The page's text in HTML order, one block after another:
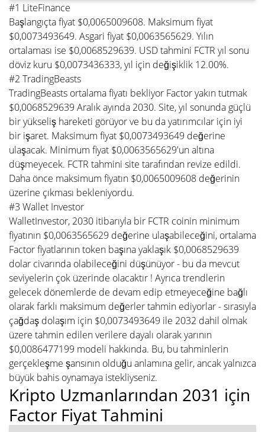
#1 LiteFinance
Başlangıçta fiyat $0,0065009608. Maksimum fiyat
$0,0073493649. Asgari fiyat $0,0063565629. Yılın
ortalaması ise $0,0068529639. USD tahmini FCTR yıl sonu
döviz kuru $0,0073436333, yıl için değişiklik 12.00%.
#2 TradingBeasts
TradingBeasts ortalama fiyatı bekliyor Factor yakın tutmak
$0,0068529639 Aralık ayında 2030. Site, yıl sonunda güçlü
bir yükseliş hareketi görüyor ve bu da yatırımcılar için iyi
bir işaret. Maksimum fiyat $0,0073493649 değerine
ulaşacak. Minimum fiyat $0,0063565629'un altına
düşmeyecek. FCTR tahmini site tarafından revize edildi.
Daha önce maksimum fiyatın $0,0065009608 değerinin
üzerine çıkması bekleniyordu.
#3 Wallet Investor
WalletInvestor, 2030 itibarıyla bir FCTR coinin minimum
fiyatının $0,0063565629 değerine ulaşabileceğini, ortalama
Factor fiyatlarının token başına yaklaşık $0,0068529639
dolar civarında olabileceğini düşünüyor - bu da mevcut
seviyelerin çok üzerinde olacaktır ! Ayrıca trendlerin
gelecek dönemlerde de devam edip etmeyeceğine bağlı
olarak farklı maksimum değerler tahmin ediyorlar - sırasıyla
çağdaş dolaşım için $0,0073493649 ile 2032 dahil olmak
üzere tahmin edilen verilere dayalı olarak yarının
$0,0086477199 modeli hakkında. Bu, bu tahminlerin
gerçekleşme şansının olduğu anlamına gelir, ancak yalnızca
büyük bahis oynamaya istekliyseniz.
Kripto Uzmanlarından 2031 için
Factor Fiyat Tahmini